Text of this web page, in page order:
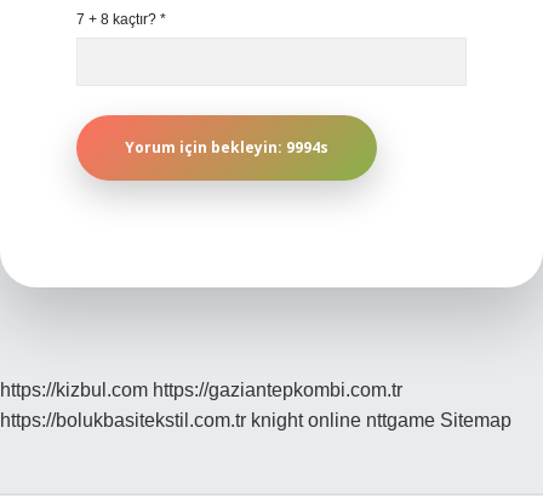
7 + 8 kaçtır? *
https://kizbul.com https://gaziantepkombi.com.tr
https://bolukbasitekstil.com.tr knight online nttgame Sitemap